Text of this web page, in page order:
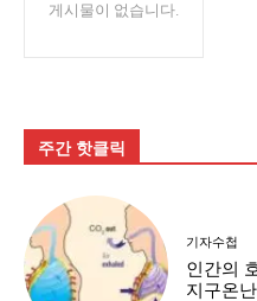
게시물이 없습니다.
주간 핫클릭
기자수첩
인간의
지구온